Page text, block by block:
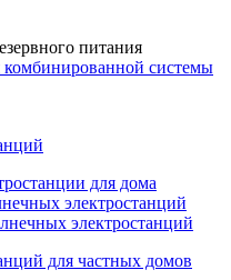
питания
системы
для дома
электростанций
электростанций
для частных домов